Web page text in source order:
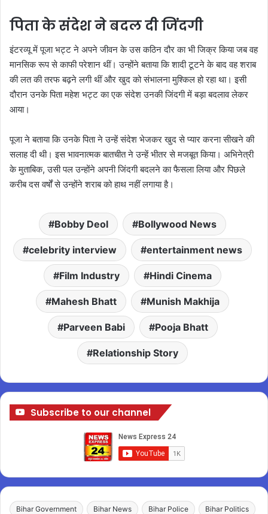
पिता के संदेश ने बदल दी जिंदगी
इंटरव्यू में पूजा भट्ट ने अपने जीवन के उस कठिन दौर का भी जिक्र किया जब वह
मानसिक रूप से काफी परेशान थीं। उन्होंने बताया कि शादी टूटने के बाद वह शराब
की लत की तरफ बढ़ने लगी थीं और खुद को संभालना मुश्किल हो रहा था। इसी
दौरान उनके पिता महेश भट्ट का एक संदेश उनकी जिंदगी में बड़ा बदलाव लेकर
आया।
पूजा ने बताया कि उनके पिता ने उन्हें संदेश भेजकर खुद से प्यार करना सीखने की
सलाह दी थी। इस भावनात्मक बातचीत ने उन्हें भीतर से मजबूत किया। अभिनेत्री
के मुताबिक, उसी पल उन्होंने अपनी जिंदगी बदलने का फैसला लिया और पिछले
करीब दस वर्षों से उन्होंने शराब को हाथ नहीं लगाया है।
Bobby Deol Bollywood News
celebrity interview entertainment news
Film Industry Hindi Cinema
Mahesh Bhatt Munish Makhija
Parveen Babi Pooja Bhatt
Relationship Story
Subscribe to our channel
Bihar Government Bihar News Bihar Police Bihar Politics